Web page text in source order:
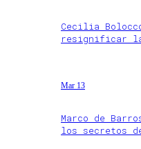
Cecilia
resignificar la
Mar 13
Marco de
los secretos